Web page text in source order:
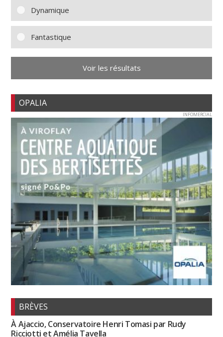
Dynamique
Fantastique
Voir les résultats
OPALIA
INFOMERCIAL
BRÈVES
À Ajaccio, Conservatoire Henri Tomasi par Rudy
Ricciotti et Amélia Tavella